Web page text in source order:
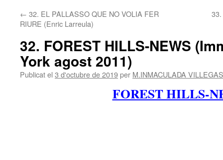
← 32. EL PALLASSO QUE NO VOLIA FER
RIURE (Enric Larreula)
32. FOREST HILLS-NEWS
York agost 2011)
Publicat el 3 d'octubre de 2019per M.INMACULADA
FOREST HILLS-